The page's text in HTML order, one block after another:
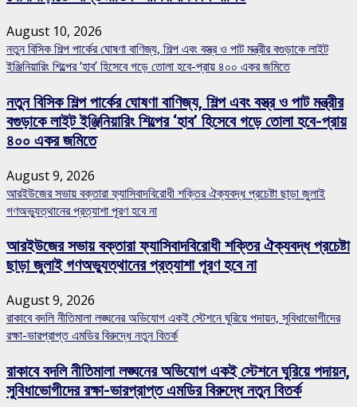
August 10, 2026
নতুন বিসিক শিল্প পার্কের ঘোষণা বাণিজ্য, শিল্প এবং বস্ত্র ও পাট মন্ত্রীর বগুড়াকে লাইট
ইঞ্জিনিয়ারিং শিল্পের ‘হাব’ হিসেবে গড়ে তোলা হবে-প্রায় ৪০০ একর জমিতে
নতুন বিসিক শিল্প পার্কের ঘোষণা বাণিজ্য, শিল্প এবং বস্ত্র ও পাট মন্ত্রীর
বগুড়াকে লাইট ইঞ্জিনিয়ারিং শিল্পের ‘হাব’ হিসেবে গড়ে তোলা হবে-প্রায়
৪০০ একর জমিতে
August 9, 2026
আরইউজের সভায় বক্তারা ফ্যাসিবাদবিরোধী শক্তির ঐক্যবদ্ধ প্রচেষ্টা ছাড়া জুলাই
গণঅভ্যুত্থানের প্রত্যাশা পূরণ হবে না
আরইউজের সভায় বক্তারা ফ্যাসিবাদবিরোধী শক্তির ঐক্যবদ্ধ প্রচেষ্টা
ছাড়া জুলাই গণঅভ্যুত্থানের প্রত্যাশা পূরণ হবে না
August 9, 2026
রাকাবে বদলি নীতিমালা লঙ্ঘনের অভিযোগ একই স্টেশনে ঘুরিয়ে পদায়ন, সুবিধাভোগীদের
রক্ষা-ভারপ্রাপ্ত এমডির বিরুদ্ধে নতুন বিতর্ক
রাকাবে বদলি নীতিমালা লঙ্ঘনের অভিযোগ একই স্টেশনে ঘুরিয়ে পদায়ন,
সুবিধাভোগীদের রক্ষা-ভারপ্রাপ্ত এমডির বিরুদ্ধে নতুন বিতর্ক